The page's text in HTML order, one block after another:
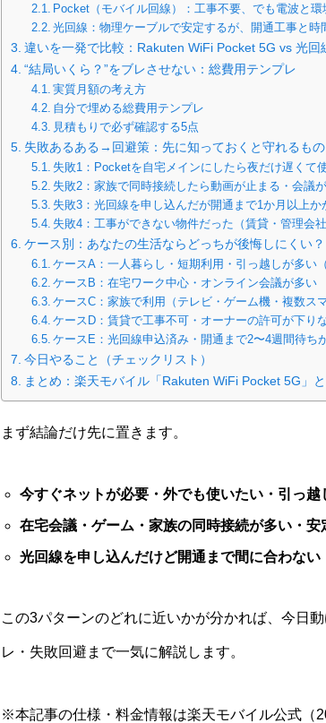
Pocket（モバイル回線）：工事不要、でも電波と環
光回線：物理ケーブルで安定するが、開通工事と時
違いを一発で比較：Rakuten WiFi Pocket 5G vs 光回
“結局いくら？”をブレさせない：総費用テンプレ
実質月額の考え方
自分で埋める総費用テンプレ
見積もりで必ず確認する5点
失敗あるある→回避策：先に知っておくと守れるもの
失敗1：Pocketを自宅メインにしたら夜だけ遅くて
失敗2：家族で同時接続したら動画が止まる・会議
失敗3：光回線を申し込んだが開通まで1か月以上
失敗4：工事ができない物件だった（賃貸・管理会
ケース別：あなたの生活ならどっちが後悔しにくい？
ケースA：一人暮らし・短期利用・引っ越しが多い
ケースB：在宅ワーク中心・オンライン会議が多い
ケースC：家族で利用（テレビ・ゲーム機・複数スマ
ケースD：賃貸で工事不可・オーナーの許可が下り
ケースE：光回線申込済み・開通まで2〜4週間待ち
今日やること（チェックリスト）
まとめ：楽天モバイル「Rakuten WiFi Pocket 5G」
まず結論だけ先に置きます。
今すぐネットが必要・外でも使いたい・引っ
在宅会議・ゲーム・家族の同時接続が多い・
光回線を申し込んだけど開通まで間に合わな
この3パターンのどれに近いかが分かれば、今日
レ・失敗回避まで一気に解説します。
※本記事の仕様・料金情報は楽天モバイル公式（